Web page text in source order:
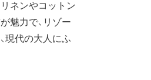
リネンやコットン
魅力で、リゾー
現代の大人にふ